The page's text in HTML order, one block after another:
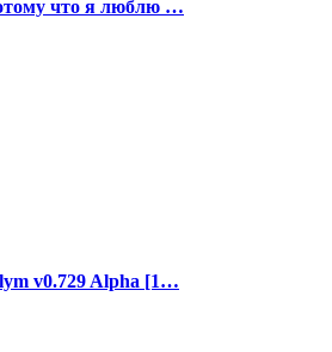
что я люблю …
v0.729 Alpha [1…